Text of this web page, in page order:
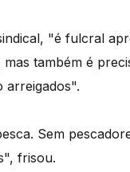
"é fulcral
também é
arreigados".
Sem
frisou.